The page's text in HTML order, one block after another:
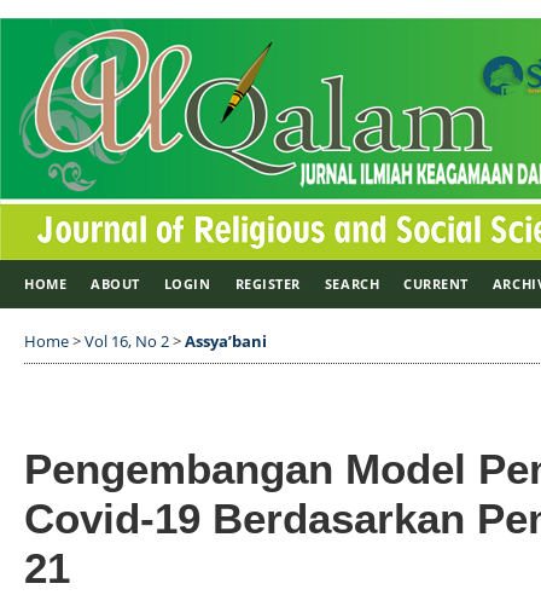
HOME ABOUT LOGIN REGISTER SEARCH CURRENT
Home>Vol 16, No 2>Assya’bani
Pengembangan Model
Covid-19 Berdasarkan
21